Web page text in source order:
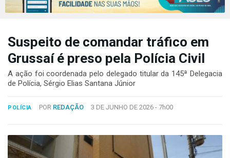
J3NEWS
COLUNAS
FALE
Copyright
2024
Suspeito de comandar tráfico em
Grussaí é preso pela Polícia Civil
A ação foi coordenada pelo delegado titular da 145ª Delegacia
de Polícia, Sérgio Elias Santana Júnior
POLÍCIA POR REDAÇÃO 3 DE JUNHO DE 2026 - 7h00